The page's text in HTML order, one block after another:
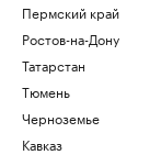
Пермский край
Ростов-на-Дону
Татарстан
Тюмень
Черноземье
Кавказ